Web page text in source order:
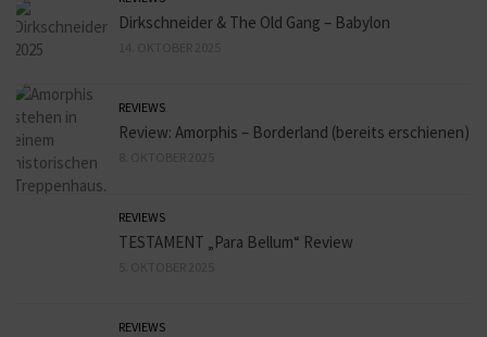
Dirkschneider & The Old Gang – Babylon
REVIEWS
Review: Amorphis – Borderland (bereits erschienen)
REVIEWS
TESTAMENT „Para Bellum“ Review
REVIEWS